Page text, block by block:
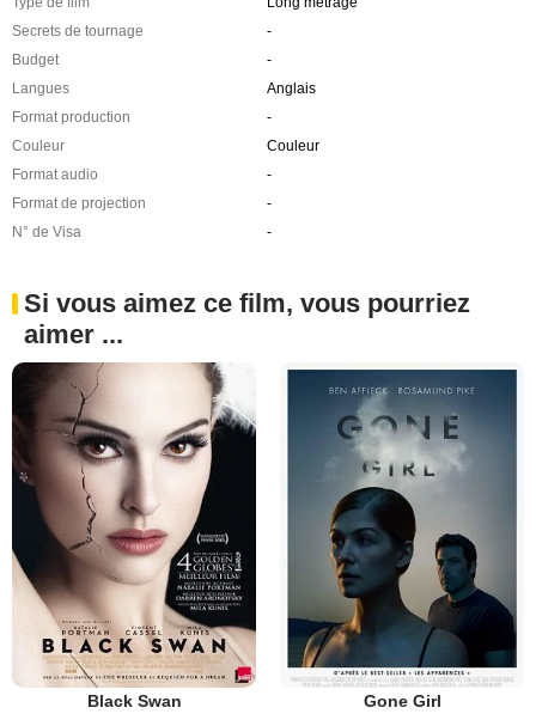
Secrets de tournage
-
Budget
-
Langues
Anglais
Format production
-
Couleur
Couleur
Format audio
-
Format de projection
-
N° de Visa
-
Si vous aimez ce film, vous pourriez
aimer ...
Black Swan Gone Girl